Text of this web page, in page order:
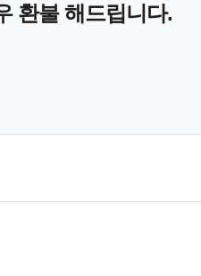
환불 해드립니다.